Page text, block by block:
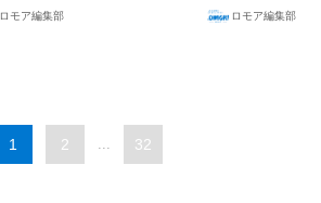
ロモア編集部 ロモア編集部
1 2 32